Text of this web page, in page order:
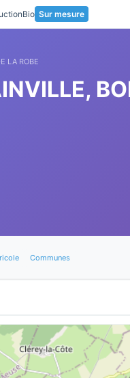
Bio Sur mesure
LA ROBE
Communes